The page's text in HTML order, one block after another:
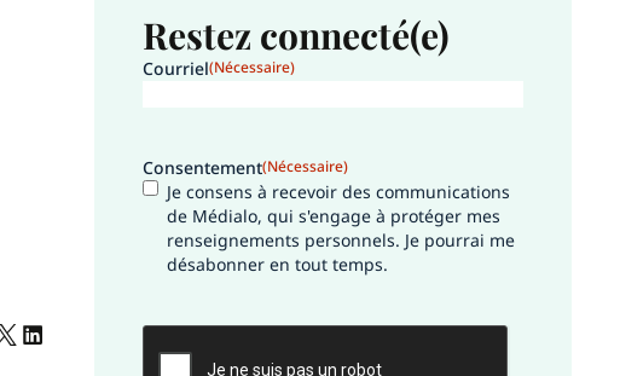
Restez connecté(e)
Courriel(Nécessaire)
Consentement(Nécessaire)
Je consens à recevoir des communications
de Médialo, qui s'engage à protéger mes
renseignements personnels. Je pourrai me
désabonner en tout temps.
CAPTCHA